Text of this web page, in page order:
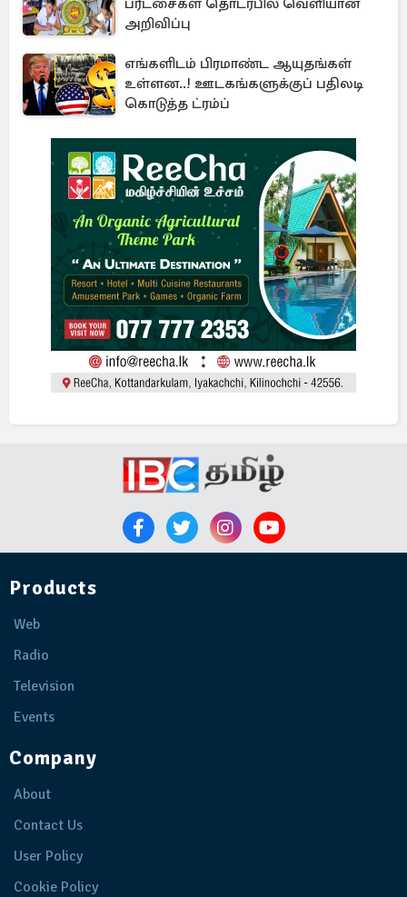
பரீட்சைகள் தொடர்பில் வெளியான
அறிவிப்பு
எங்களிடம் பிரமாண்ட ஆயுதங்கள்
உள்ளன..! ஊடகங்களுக்குப் பதிலடி
கொடுத்த ட்ரம்ப்
Products
Web
Radio
Television
Events
Company
About
Contact Us
User Policy
Cookie Policy